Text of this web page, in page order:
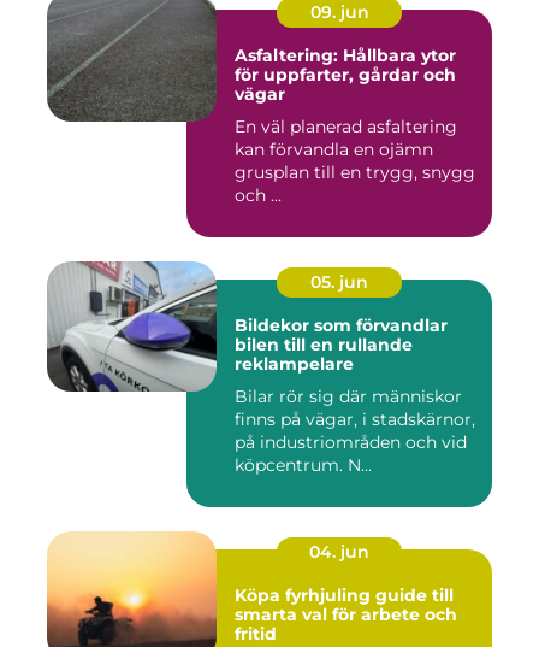
09. jun
Asfaltering: Hållbara ytor
för uppfarter, gårdar och
vägar
En väl planerad asfaltering
kan förvandla en ojämn
grusplan till en trygg, snygg
och ...
05. jun
Bildekor som förvandlar
bilen till en rullande
reklampelare
Bilar rör sig där människor
finns på vägar, i stadskärnor,
på industriområden och vid
köpcentrum. N...
04. jun
Köpa fyrhjuling guide till
smarta val för arbete och
fritid